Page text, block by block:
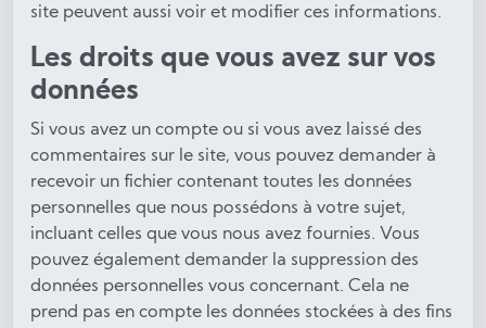
site peuvent aussi voir et modifier ces informations.
Les droits que vous avez sur vos
données
Si vous avez un compte ou si vous avez laissé des
commentaires sur le site, vous pouvez demander à
recevoir un fichier contenant toutes les données
personnelles que nous possédons à votre sujet,
incluant celles que vous nous avez fournies. Vous
pouvez également demander la suppression des
données personnelles vous concernant. Cela ne
prend pas en compte les données stockées à des fins